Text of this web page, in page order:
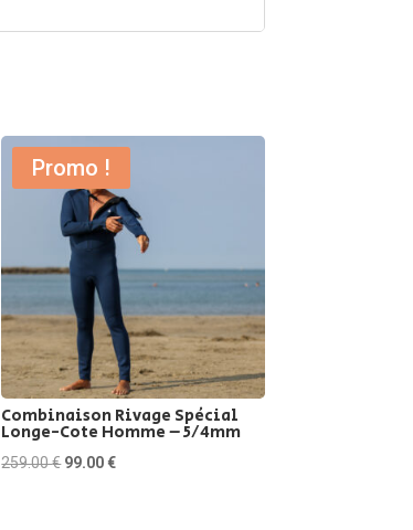
Promo !
Combinaison Rivage Spécial
Longe-Cote Homme – 5/4mm
259.00€ Le
99.00€Le